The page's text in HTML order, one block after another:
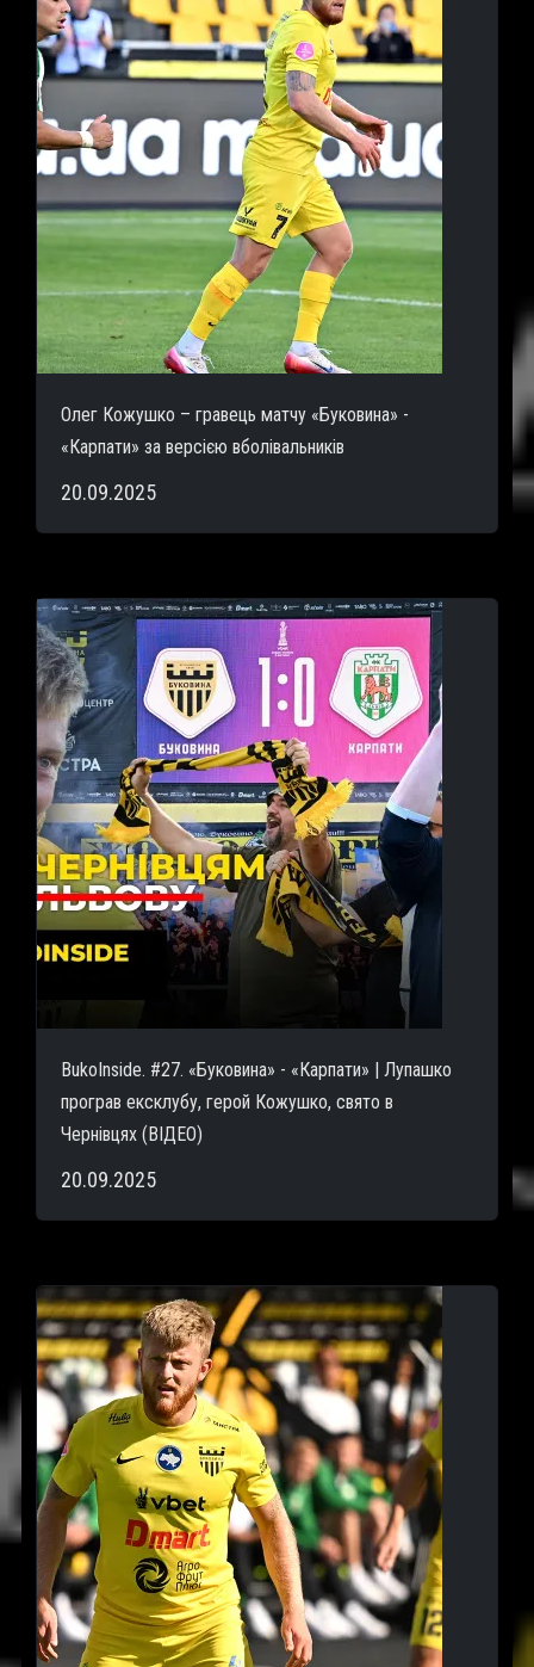
Олег Кожушко – гравець матчу «Буковина» -
«Карпати» за версією вболівальників
20.09.2025
BukoInside. #27. «Буковина» - «Карпати» | Лупашко
програв ексклубу, герой Кожушко, свято в
Чернівцях (ВІДЕО)
20.09.2025